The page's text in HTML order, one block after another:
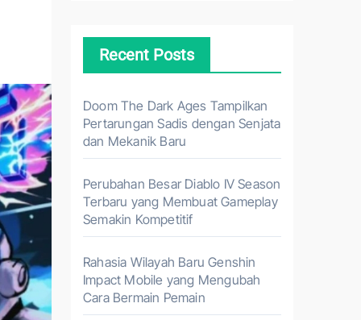
Recent Posts
Doom The Dark Ages Tampilkan
Pertarungan Sadis dengan Senjata
dan Mekanik Baru
Perubahan Besar Diablo IV Season
Terbaru yang Membuat Gameplay
Semakin Kompetitif
Rahasia Wilayah Baru Genshin
Impact Mobile yang Mengubah
Cara Bermain Pemain